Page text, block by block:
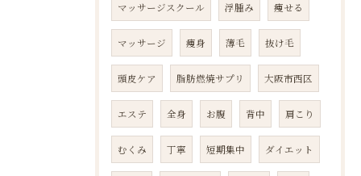
マッサージスクール 浮腫み 痩せる
マッサージ 痩身 薄毛 抜け毛
頭皮ケア 脂肪燃焼サプリ 大阪市西区
エステ 全身 お腹 背中 肩こり
むくみ 丁寧 短期集中 ダイエット